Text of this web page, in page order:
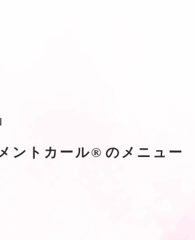
ントカール®️️のメニュー